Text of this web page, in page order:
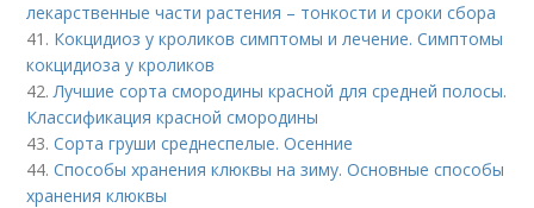
лекарственные части растения – тонкости и сроки сбора
41. Кокцидиоз у кроликов симптомы и лечение. Симптомы
кокцидиоза у кроликов
42.Лучшие сорта смородины красной для средней полосы.
Классификация красной смородины
43.Сорта груши среднеспелые. Осенние
44.Способы хранения клюквы на зиму. Основные способы
хранения клюквы